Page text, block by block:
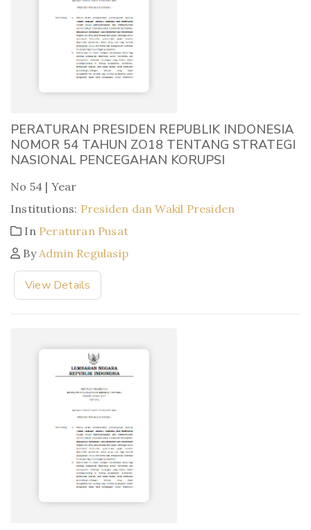
PERATURAN PRESIDEN REPUBLIK INDONESIA
NOMOR 54 TAHUN ZO18 TENTANG STRATEGI
NASIONAL PENCEGAHAN KORUPSI
No 54 | Year
Institutions: Presiden dan Wakil Presiden
In Peraturan Pusat
ByAdmin Regulasip
View Details